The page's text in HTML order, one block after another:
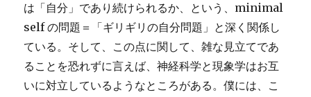
は「自分」であり続けられるか、という、minimal
self の問題＝「ギリギリの自分問題」と深く関係し
ている。そして、この点に関して、雑な見立てであ
ることを恐れずに言えば、神経科学と現象学はお互
いに対立しているようなところがある。僕には、こ